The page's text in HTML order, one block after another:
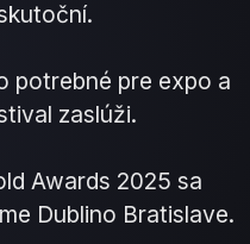
potrebné pre expo a
zaslúži.
Awards 2025 sa
Dublino Bratislave.